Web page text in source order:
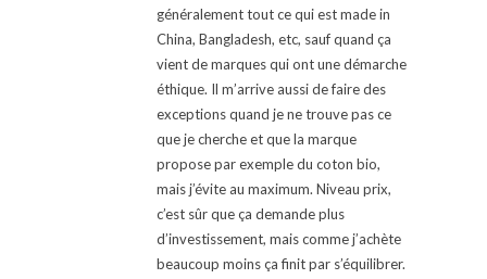
généralement tout ce qui est made in
China, Bangladesh, etc, sauf quand ça
vient de marques qui ont une démarche
éthique. Il m’arrive aussi de faire des
exceptions quand je ne trouve pas ce
que je cherche et que la marque
propose par exemple du coton bio,
mais j’évite au maximum. Niveau prix,
c’est sûr que ça demande plus
d’investissement, mais comme j’achète
beaucoup moins ça finit par s’équilibrer.